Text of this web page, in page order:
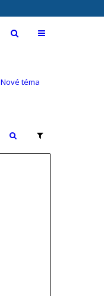
Nové téma